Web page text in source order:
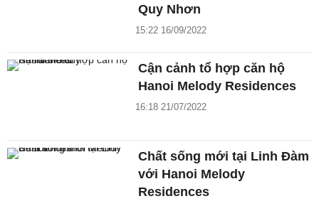
Quy Nhơn
15:22 16/09/2022
Cận cảnh tổ hợp căn hộ
Hanoi Melody Residences
16:18 21/07/2022
Chất sống mới tại Linh Đàm
với Hanoi Melody
Residences